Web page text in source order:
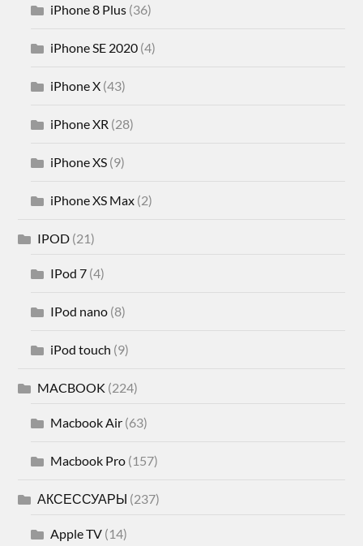
iPhone 8 Plus (36)
iPhone SE 2020 (4)
iPhone X (43)
iPhone XR (28)
iPhone XS (9)
iPhone XS Max (2)
IPOD (21)
IPod 7 (4)
IPod nano (8)
iPod touch (9)
MACBOOK (224)
Macbook Air (63)
Macbook Pro (157)
АКСЕССУАРЫ (237)
Apple TV (14)